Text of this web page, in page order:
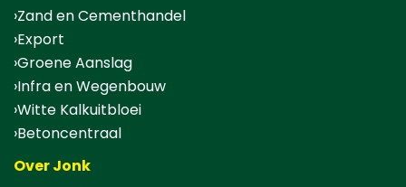
Zand en Cementhandel
Export
Groene Aanslag
Infra en Wegenbouw
Witte Kalkuitbloei
Betoncentraal
Over Jonk